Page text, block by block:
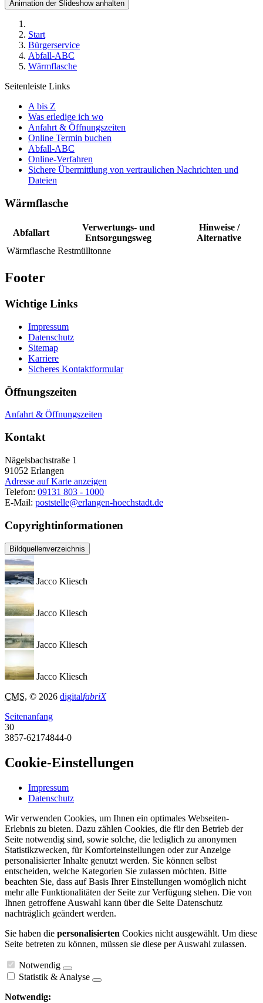
Animation der Slideshow anhalten
Start
Bürgerservice
Abfall-ABC
Wärmflasche
Seitenleiste Links
A bis Z
Was erledige ich wo
Anfahrt & Öffnungszeiten
Online Termin buchen
Abfall-ABC
Online-Verfahren
Sichere Übermittlung von vertraulichen Nachrichten und
Dateien
Wärmflasche
Abfallart
Verwertungs- und
Entsorgungsweg
Hinweise /
Alternative
Wärmflasche Restmülltonne
Footer
Wichtige Links
Impressum
Datenschutz
Sitemap
Karriere
Sicheres Kontaktformular
Öffnungszeiten
Anfahrt & Öffnungszeiten
Kontakt
Nägelsbachstraße 1
91052 Erlangen
Adresse auf Karte anzeigen
Telefon: 09131 803 - 1000
E-Mail: poststelle@erlangen-hoechstadt.de
Copyrightinformationen
Bildquellenverzeichnis
Jacco Kliesch
Jacco Kliesch
Jacco Kliesch
Jacco Kliesch
CMS, © 2026 digitalfabriX
Seitenanfang
30
3857-62174844-0
Cookie-Einstellungen
Impressum
Datenschutz
Wir verwenden Cookies, um Ihnen ein optimales Webseiten-
Erlebnis zu bieten. Dazu zählen Cookies, die für den Betrieb der
Seite notwendig sind, sowie solche, die lediglich zu anonymen
Statistikzwecken, für Komforteinstellungen oder zur Anzeige
personalisierter Inhalte genutzt werden. Sie können selbst
entscheiden, welche Kategorien Sie zulassen möchten. Bitte
beachten Sie, dass auf Basis Ihrer Einstellungen womöglich nicht
mehr alle Funktionalitäten der Seite zur Verfügung stehen. Die von
Ihnen getroffene Auswahl kann über die Seite Datenschutz
nachträglich geändert werden.
Sie haben die personalisierten Cookies nicht ausgewählt. Um diese
Seite betreten zu können, müssen sie diese per Auswahl zulassen.
Notwendig
Statistik & Analyse
Notwendig: